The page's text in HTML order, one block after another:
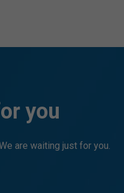
you
are waiting just for you.